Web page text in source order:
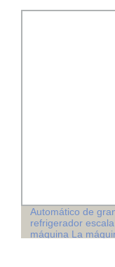
Automático de
refrigerador
máquina La